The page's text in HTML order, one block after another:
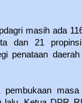
masih ada
dan 21
penataan
pembukaan